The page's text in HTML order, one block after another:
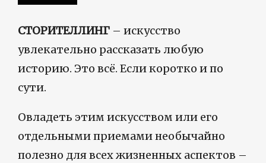
СТОРИТЕЛЛИНГ – искусство
увлекательно рассказать любую
историю. Это всё. Если коротко и по
сути.
Овладеть этим искусством или его
отдельными приемами необычайно
полезно для всех жизненных аспектов –